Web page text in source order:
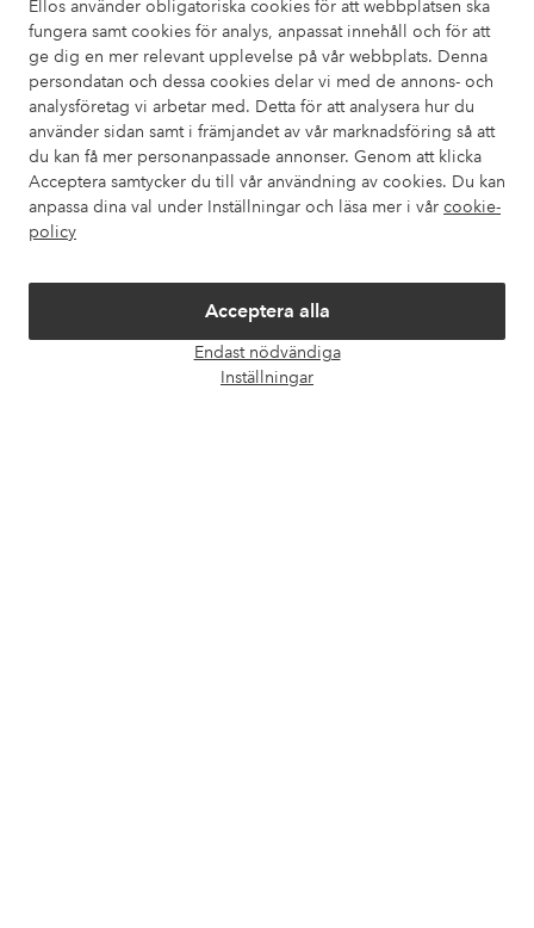
Ellos använder obligatoriska cookies för att webbplatsen ska
fungera samt cookies för analys, anpassat innehåll och för att
ge dig en mer relevant upplevelse på vår webbplats. Denna
persondatan och dessa cookies delar vi med de annons- och
analysföretag vi arbetar med. Detta för att analysera hur du
använder sidan samt i främjandet av vår marknadsföring så att
du kan få mer personanpassade annonser. Genom att klicka
Acceptera samtycker du till vår användning av cookies. Du kan
anpassa dina val under Inställningar och läsa mer i vår cookie-
policy
Acceptera alla
Endast nödvändiga
Inställningar
Kundservice Beställning Betalsätt
Mina sidor
Om Ellos